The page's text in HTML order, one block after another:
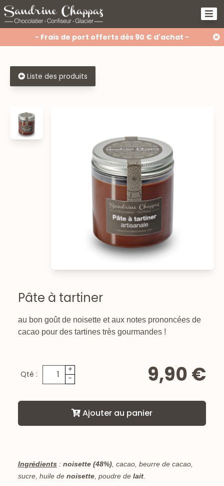
- Frais de port offerts dès 90 € d'achat -
Liste des produits
Pâte à tartiner
au bon goût de noisette et aux notes prononcées de
cacao pour des tartines très gourmandes !
Qté :
+
-
9,90 €
Ajouter au panier
Ingrédients : noisette (48%), cacao, beurre de cacao,
sucre, huile de noisette, poudre de lait.